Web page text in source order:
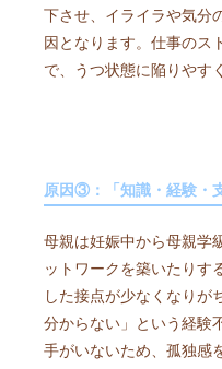
下させ、イライラや気分
因となります。仕事のス
で、うつ状態に陥りやす
原因③：「知識・経験・
母親は妊娠中から母親学
ットワークを築いたりす
した接点が少なくなりが
分からない」という経験
手がいないため、孤独感